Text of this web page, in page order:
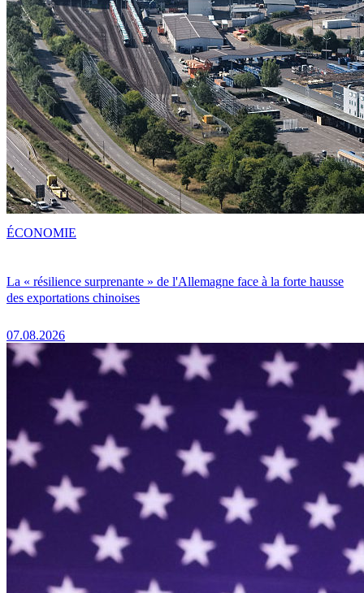
La « résilience surprenante » de l'Allemagne face à la forte hausse
des exportations chinoises
07.08.2026
ÉCONOMIE